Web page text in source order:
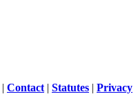
| Contact | Statutes | Privacy